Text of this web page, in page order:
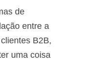
de
entre a
B2B,
uma coisa